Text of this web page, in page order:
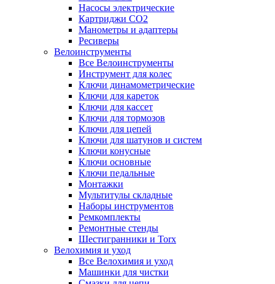
Насосы электрические
Картриджи CO2
Манометры и адаптеры
Ресиверы
Велоинструменты
Все Велоинструменты
Инструмент для колес
Ключи динамометрические
Ключи для кареток
Ключи для кассет
Ключи для тормозов
Ключи для цепей
Ключи для шатунов и систем
Ключи конусные
Ключи основные
Ключи педальные
Монтажки
Мультитулы складные
Наборы инструментов
Ремкомплекты
Ремонтные стенды
Шестигранники и Torx
Велохимия и уход
Все Велохимия и уход
Машинки для чистки